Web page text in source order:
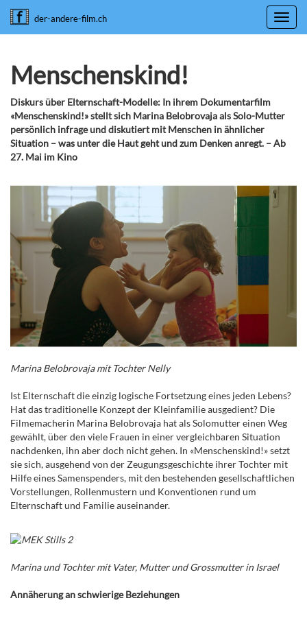
der-andere-film.ch
Menschenskind!
Diskurs über Elternschaft-Modelle: In ihrem Dokumentarfilm
«Menschenskind!» stellt sich Marina Belobrovaja als Solo-Mutter
persönlich infrage und diskutiert mit Menschen in ähnlicher
Situation – was unter die Haut geht und zum Denken anregt. – Ab
27. Mai im Kino
Marina Belobrovaja mit Tochter Nelly
Ist Elternschaft die einzig logische Fortsetzung eines jeden Lebens?
Hat dastraditionelle Konzept der Kleinfamilie ausgedient? Die
Filmemacherin Marina Belobrovaja hat als Solomutter einen Weg
gewählt, über den viele Frauen in einer vergleichbaren Situation
nachdenken, ihn aber doch nicht gehen. In «Menschenskind!»setzt
sie sich, ausgehend von der Zeugungsgeschichte ihrer Tochter mit
Hilfeeines Samenspenders, mit den bestehenden gesellschaftlichen
Vorstellungen, Rollenmustern und Konventionen rund um
Elternschaft und Familie auseinander.
Marina und Tochter mit Vater, Mutter und Grossmutter in Israel
Annäherung an schwierige Beziehungen